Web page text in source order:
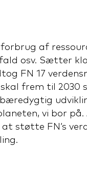
af
osv. Sætter
FN 17
frem til 2030
bæredygtig
vi bor på.
støtte FN’s